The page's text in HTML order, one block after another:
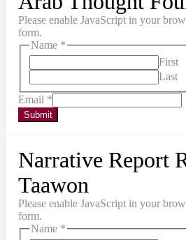
Please enable JavaScript in your
form.
Name *
First
Last
Email *
Submit
Narrative Report
Taawon
Please enable JavaScript in your
form.
Name *